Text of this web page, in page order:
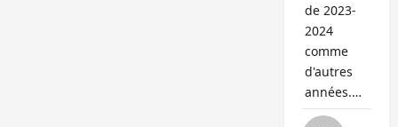
de 2023-
2024
comme
d'autres
années.…